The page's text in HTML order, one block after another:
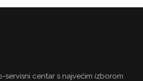
servisni centar s najvećim izborom